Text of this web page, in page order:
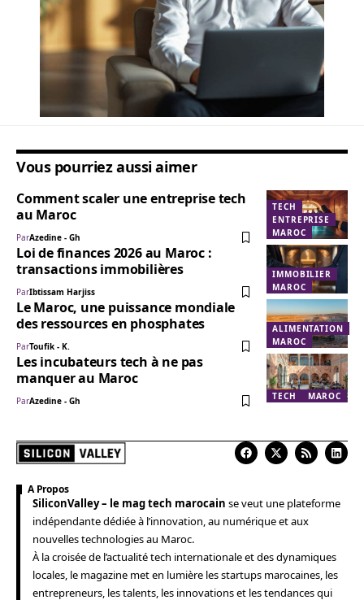
Vous pourriez aussi aimer
TECH
ENTREPRISE
MAROC
Comment scaler une entreprise tech
au Maroc
ParAzedine - Gh
IMMOBILIER
MAROC
Loi de finances 2026 au Maroc :
transactions immobilières
ParIbtissam Harjiss
ALIMENTATION
MAROC
Le Maroc, une puissance mondiale
des ressources en phosphates
ParToufik - K.
TECH MAROC
Les incubateurs tech à ne pas
manquer au Maroc
ParAzedine - Gh
A Propos
SiliconValley – le mag tech marocain se veut une plateforme
indépendante dédiée à l’innovation, au numérique et aux
nouvelles technologies au Maroc.
À la croisée de l’actualité tech internationale et des dynamiques
locales, le magazine met en lumière les startups marocaines, les
entrepreneurs, les talents, les innovations et les tendances qui